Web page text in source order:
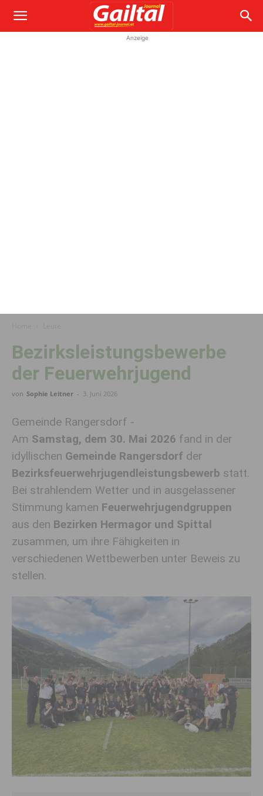
Anzeige
Bezirksleistungsbewerbe
der Feuerwehrjugend
von Sophie Leitner - 3. Juni 2026
Gemeinde Rangersdorf -
Am Samstag, dem 30. Mai 2026 fand in der
idyllischen Gemeinde Rangersdorf der
Bezirksfeuerwehrjugendleistungsbewerb statt.
Bei strahlendem Wetter und in ausgelassener
Stimmung kamen Feuerwehrjugendgruppen
aus den Bezirken Hermagor und Spittal
zusammen, um ihre Fähigkeiten in
verschiedenen Wettbewerben unter Beweis zu
stellen.